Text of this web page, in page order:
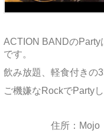
ACTION BANDのParty
です。
飲み放題、軽食付きの
ご機嫌なRockでParty
住所：Mojo